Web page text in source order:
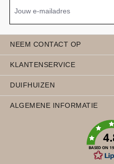
NEEM CONTACT OP
KLANTENSERVICE
DUIFHUIZEN
ALGEMENE INFORMATIE
BASED ON